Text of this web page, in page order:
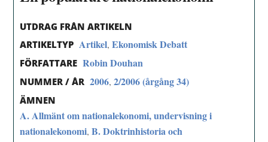
UTDRAG FRÅN ARTIKELN
ARTIKELTYP Artikel,Ekonomisk Debatt
FÖRFATTARE Robin Douhan
NUMMER / ÅR 2006,2/2006 (årgång 34)
ÄMNEN
A. Allmänt om nationalekonomi, undervisning i
nationalekonomi,B. Doktrinhistoria och